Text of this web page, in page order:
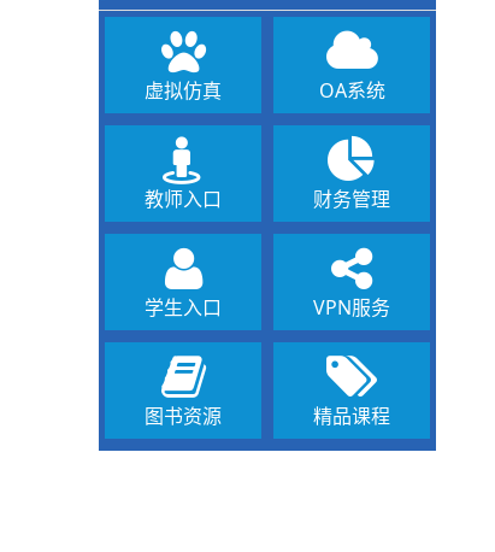
虚拟仿真 OA系统
教师入口 财务管理
学生入口 VPN服务
图书资源 精品课程